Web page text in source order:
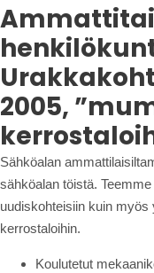
2005,
Sähköalan
sähköalan töistä.
uudiskohteisiin kuin myös
kerrostaloihin.
Koulutetut